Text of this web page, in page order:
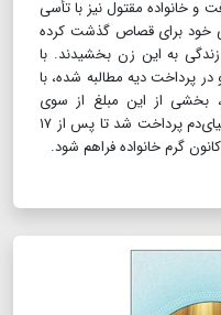
و خانواده مقتول نیز با تأسی
خود برای قصاص گذشت کرده
به این زن بخشیدند. با
در پرداخت دیه مطالبه شده، با
بخشی از این مبلغ از سوی
انجمن حمایت از زندانیان تأمین و به اولیای‌دم پرداخت شد تا پس از ۱۷
گرم خانواده فراهم شود.